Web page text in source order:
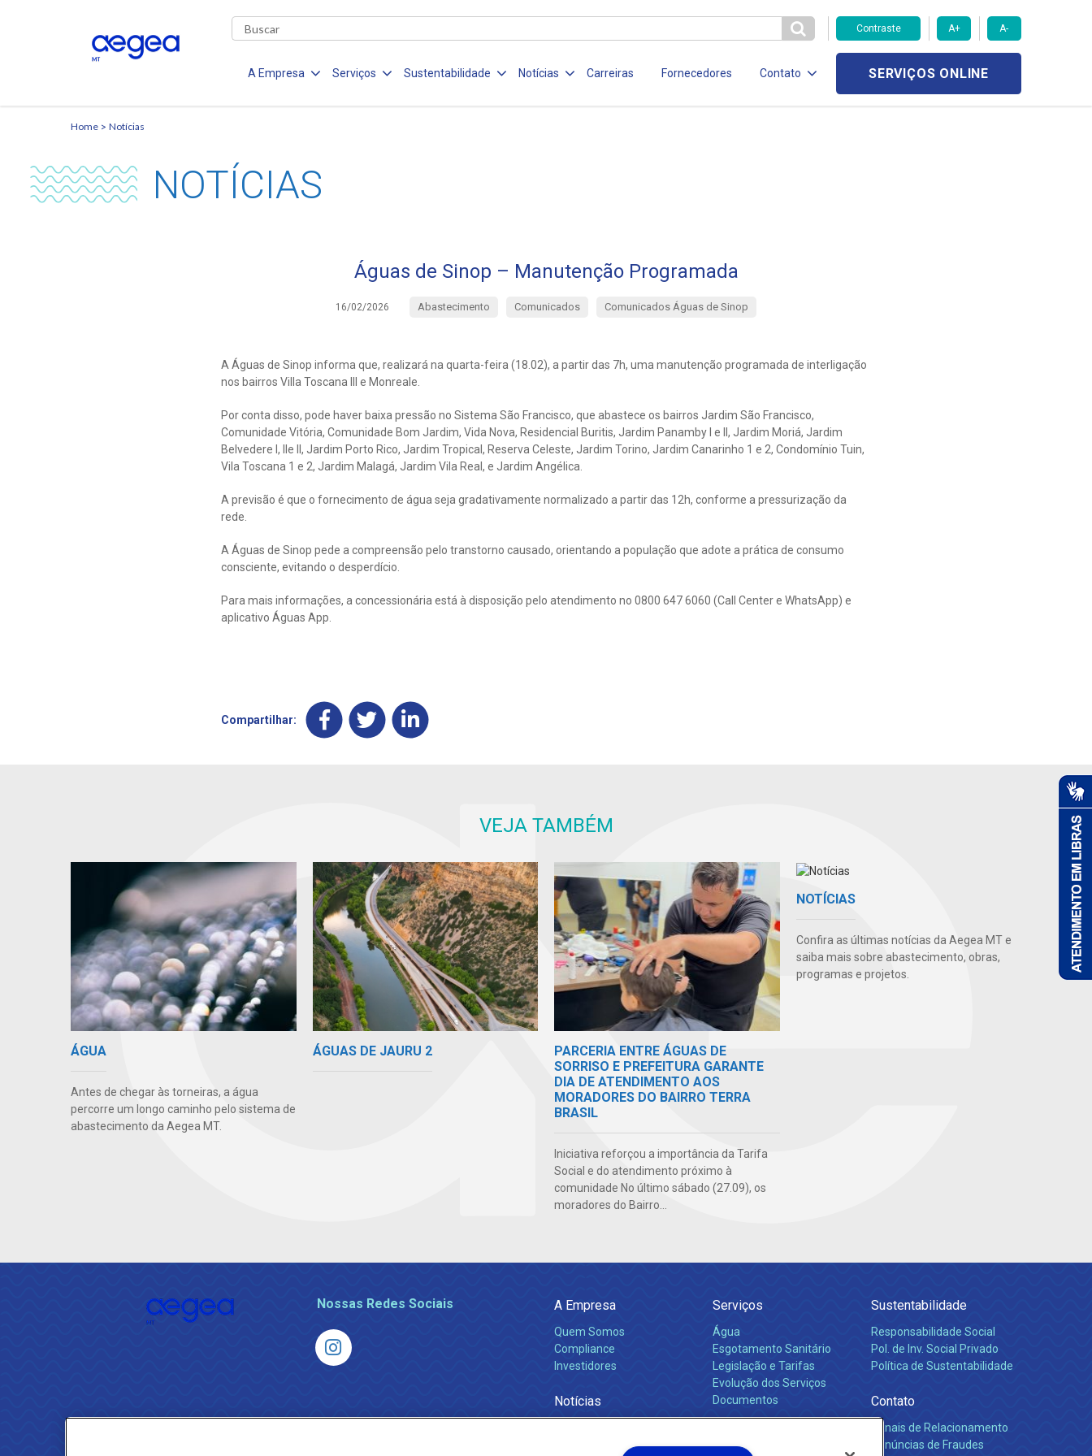
Contraste A+ A-
A Empresa Serviços Sustentabilidade Notícias Carreiras Fornecedores Contato SERVIÇOS ONLINE
Home Notícias
NOTÍCIAS
Águas de Sinop – Manutenção Programada
16/02/2026 Abastecimento Comunicados Comunicados Águas de Sinop
A Águas de Sinop informa que, realizará na quarta-feira (18.02), a partir das 7h, uma manutenção programada de interligação
nos bairros Villa Toscana III e Monreale.
Por conta disso, pode haver baixa pressão no Sistema São Francisco, que abastece os bairros Jardim São Francisco,
Comunidade Vitória, Comunidade Bom Jardim, Vida Nova, Residencial Buritis, Jardim Panamby l e ll, Jardim Moriá, Jardim
Belvedere l, lle ll, Jardim Porto Rico, Jardim Tropical, Reserva Celeste, Jardim Torino, Jardim Canarinho 1 e 2, Condomínio Tuin,
Vila Toscana 1 e 2, Jardim Malagá, Jardim Vila Real, e Jardim Angélica.
A previsão é que o fornecimento de água seja gradativamente normalizado a partir das 12h, conforme a pressurização da
rede.
A Águas de Sinop pede a compreensão pelo transtorno causado, orientando a população que adote a prática de consumo
consciente, evitando o desperdício.
Para mais informações, a concessionária está à disposição pelo atendimento no 0800 647 6060 (Call Center e WhatsApp) e
aplicativo Águas App.
Compartilhar:
VEJA TAMBÉM
ÁGUA
Antes de chegar às torneiras, a água
percorre um longo caminho pelo sistema de
abastecimento da Aegea MT.
ÁGUAS DE JAURU 2
PARCERIA ENTRE ÁGUAS DE
SORRISO E PREFEITURA GARANTE
DIA DE ATENDIMENTO AOS
MORADORES DO BAIRRO TERRA
BRASIL
Iniciativa reforçou a importância da Tarifa
Social e do atendimento próximo à
comunidade No último sábado (27.09), os
moradores do Bairro...
NOTÍCIAS
Confira as últimas notícias da Aegea MT e
saiba mais sobre abastecimento, obras,
programas e projetos.
Nossas Redes Sociais A Empresa
Quem Somos
Compliance
Investidores
Notícias
Serviços
Água
Esgotamento Sanitário
Legislação e Tarifas
Evolução dos Serviços
Documentos
Sustentabilidade
Responsabilidade Social
Pol. de Inv. Social Privado
Política de Sustentabilidade
Contato
Canais de Relacionamento
Denúncias de Fraudes